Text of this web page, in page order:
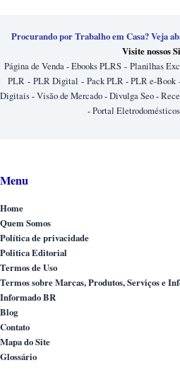
Procurando por Trabalho em Casa? Veja
Visite nossos
Página de Venda-Ebooks PLRS - Planilhas
PLR - PLR Digital - Pack PLR-PLR e-Book
Digitais-Visão de Mercado-Divulga Seo-
-Portal Eletrodomésticos
Menu
Home
Quem Somos
Política de privacidade
Politica Editorial
Termos de Uso
Termos sobre Marcas, Produtos, Serviços e
Informado BR
Blog
Contato
Mapa do Site
Glossário